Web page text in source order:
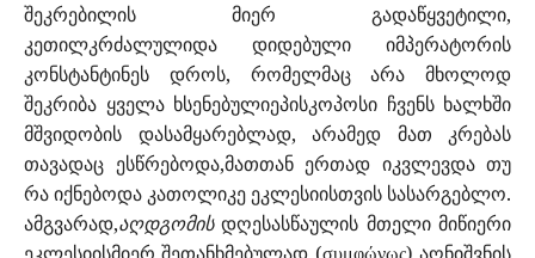
შეკრებილის მიერ გადაწყვეტილი,
კეთილკრძალულიდა დიდებული იმპერატორის
კონსტანტინეს დროს, რომელმაც არა მხოლოდ
შეკრიბა ყველა ხსენებულიეპისკოპოსი ჩვენს ხალხში
მშვიდობის დასამყარებლად, არამედ მათ კრებას
თავადაც ესწრებოდა,მათთან ერთად იკვლევდა თუ
რა იქნებოდა კათოლიკე ეკლესიისთვის სასარგებლო.
ამგვარად,აღდგომისდღესასწაულის მთელი მიწიერი